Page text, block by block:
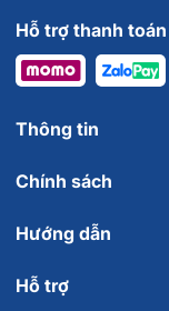
Hỗ trợ thanh toán
Thông tin
Chính sách
Hướng dẫn
Hỗ trợ